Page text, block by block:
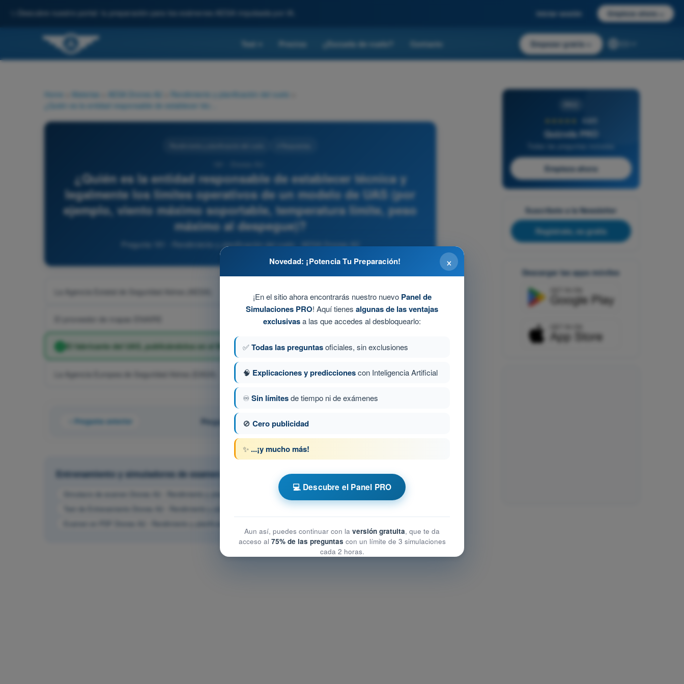
Descubre nuestro portal: tu preparación para los exámenes AESA impulsada por IA. Iniciar sesión Empieza ahora
Test Precios ¿Escuela de vuelo? Contacto Empezar gratis
Home Materias AESA Drones A2 Rendimiento y planificación del vuelo
¿Quién es la entidad responsable de establecer técnica y
legalmente los límites operativos de un modelo de UAS (por
ejemplo, viento máximo soportable, temperatura límite, peso
máximo al despegue)?
Pregunta 181 - Rendimiento y planificación del vuelo - AESA Drones A2
La Agencia Estatal de Seguridad Aérea (AESA)
El proveedor de mapas ENAIRE
El fabricante del UAS, publicándolos en el Manual de Instrucciones o Manual de Vuelo
La Agencia Europea de Seguridad Aérea (EASA)
Pregunta anterior Pregunta 181 de 255
Entrenamiento y simuladores de examen AESA Drones A2
4,6/5
Quizvds PRO
Empieza ahora
Suscríbete a la Newsletter
Regístrate, es gratis
Descargar las apps móviles
×
Novedad: ¡Potencia Tu Preparación!
¡En el sitio ahora encontrarás nuestro nuevo Panel de
Simulaciones PRO! Aquí tienes algunas de las ventajas
exclusivasa las que accedes al desbloquearlo:
✅Todas las preguntasoficiales, sin exclusiones
🧠 Explicaciones y prediccionescon Inteligencia Artificial
♾️Sin límitesde tiempo ni de exámenes
🚫 Cero publicidad
✨ ...¡y mucho más!
💻 Descubre el Panel PRO
Aun así, puedes continuar con la versión gratuita, que te da
acceso al 75% de las preguntas con un límite de 3 simulaciones
cada 2 horas.